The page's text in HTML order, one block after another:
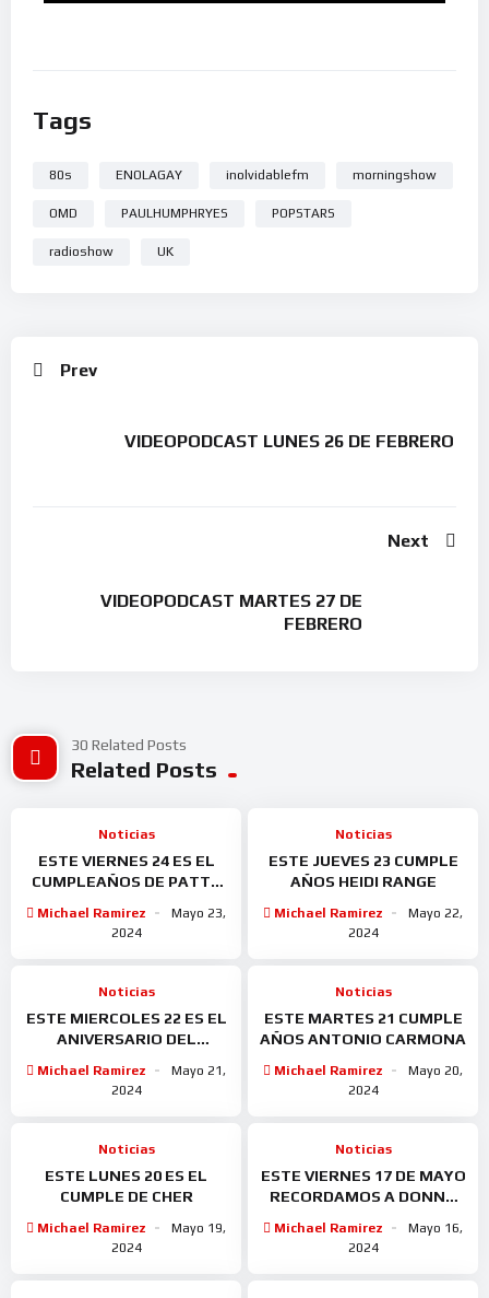
Tags
80s ENOLAGAY inolvidablefm morningshow
OMD PAULHUMPHRYES POPSTARS
radioshow UK
Prev
VIDEOPODCAST LUNES 26 DE FEBRERO
Next
VIDEOPODCAST MARTES 27 DE
FEBRERO
30 Related Posts
Related Posts
Noticias
ESTE VIERNES 24 ES EL
CUMPLEAÑOS DE PATTY
Michael Ramirez
Mayo 23,
2024
Noticias
ESTE JUEVES 23 CUMPLE
AÑOS HEIDI RANGE
Michael Ramirez
Mayo 22,
2024
Noticias
ESTE MIERCOLES 22 ES EL
ANIVERSARIO DEL
MORRISEY
Michael Ramirez
Mayo 21,
2024
Noticias
ESTE MARTES 21 CUMPLE
AÑOS ANTONIO CARMONA
Michael Ramirez
Mayo 20,
2024
Noticias
ESTE LUNES 20 ES EL
CUMPLE DE CHER
Michael Ramirez
Mayo 19,
2024
Noticias
ESTE VIERNES 17 DE MAYO
RECORDAMOS A DONNA
Michael Ramirez
Mayo 16,
2024